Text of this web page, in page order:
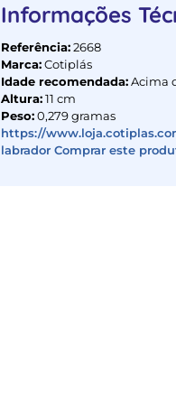
Informações
Referência: 2668
Marca: Cotiplás
Idade recomendada: Acima
Altura: 11 cm
Peso: 0,279 gramas
https://
labrador Comprar este